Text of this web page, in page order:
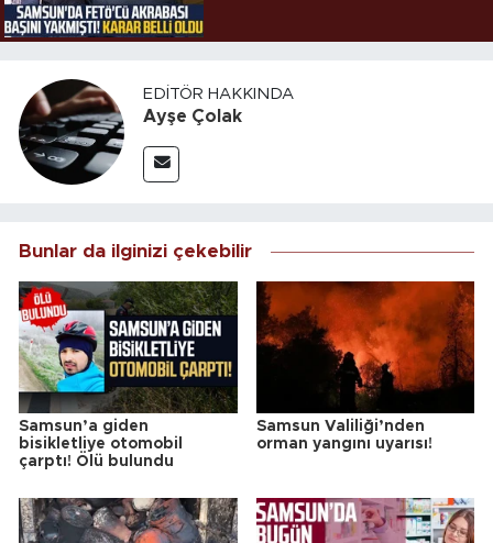
EDITÖR HAKKINDA
Ayşe Çolak
Bunlar da ilginizi çekebilir
Samsun’a giden
bisikletliye otomobil
çarptı! Ölü bulundu
Samsun Valiliği’nden
orman yangını uyarısı!